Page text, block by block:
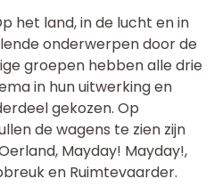
het land, in de lucht en in
onderwerpen door de
groepen hebben alle drie
in hun uitwerking en
gekozen. Op
de wagens te zien zijn
Mayday! Mayday!,
en Ruimtevaarder.